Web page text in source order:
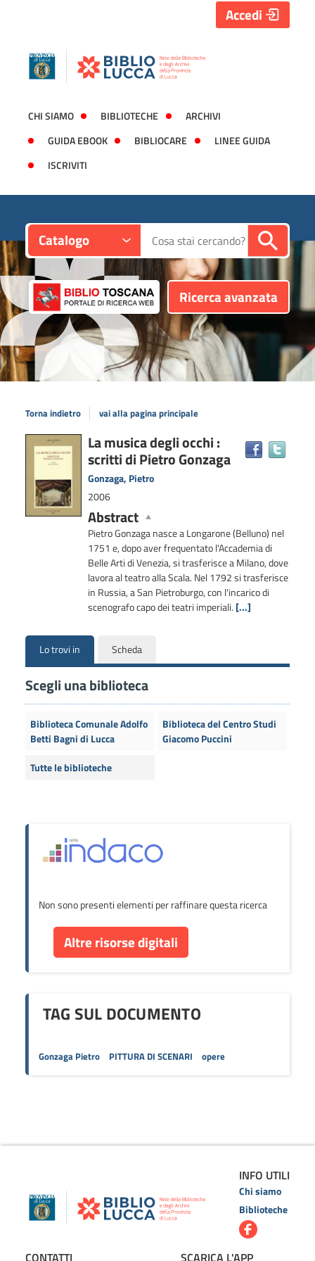
CHI SIAMO BIBLIOTECHE
ARCHIVI
GUIDA EBOOK
BIBLIOCARE
LINEE GUIDA
ISCRIVITI
Accedi
Catalogo Cerca su "Catalogo"
Ricerca avanzata
Torna indietro vai alla pagina principale
Dettaglio
del
documento
La musica degli occhi :
scritti di Pietro Gonzaga
Gonzaga, Pietro
2006
Abstract
Pietro Gonzaga nasce a Longarone (Belluno) nel
1751 e, dopo aver frequentato l'Accademia di
Belle Arti di Venezia, si trasferisce a Milano, dove
lavora al teatro alla Scala. Nel 1792 si trasferisce
in Russia, a San Pietroburgo, con l'incarico di
scenografo capo dei teatri imperiali. [...]
Lo trovi in Scheda
Scegli una biblioteca
Biblioteca Comunale Adolfo
Betti Bagni di Lucca
Biblioteca del Centro Studi
Giacomo Puccini
Tutte le biblioteche
Non sono presenti elementi per raffinare questa ricerca
Altre risorse digitali
TAG SUL DOCUMENTO
Gonzaga Pietro PITTURA DI SCENARI opere
INFO UTILI
Chi siamo
Biblioteche
CONTATTI SCARICA L'APP